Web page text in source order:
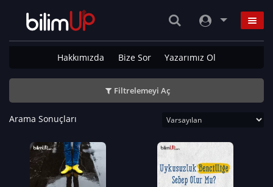
Hakkımızda Bize Sor Yazarımız Ol
Filtrelemeyi Aç
Arama Sonuçları